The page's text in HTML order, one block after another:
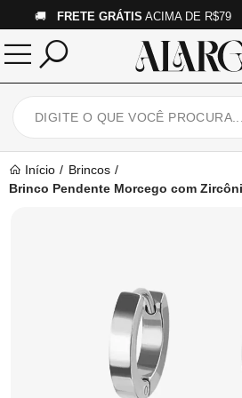
🚚 FRETE GRÁTIS ACIMA DE
Início
Brincos
Brinco Pendente Morcego com